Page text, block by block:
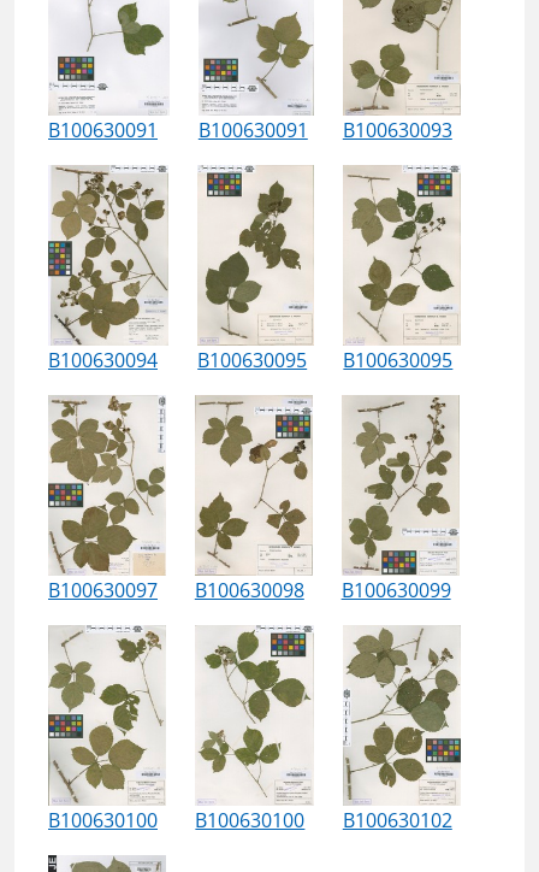
B100630091 B100630091 B100630093
B100630094 B100630095 B100630095
B100630097 B100630098 B100630099
B100630100 B100630100 B100630102